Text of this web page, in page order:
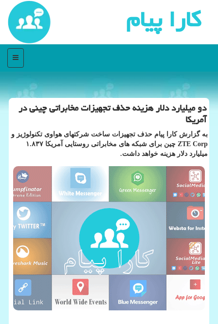
كارا پیام
منو
دو میلیارد دلار هزینه حذف تجهیزات مخابراتی چینی در
آمریكا
به گزارش كارا پیام حذف تجهیزات ساخت شركتهای هواوی تكنولوژیز و
ZTE Corp چین برای شبكه های مخابراتی روستایی آمریكا ۱.۸۳۷
میلیارد دلار هزینه خواهد داشت.